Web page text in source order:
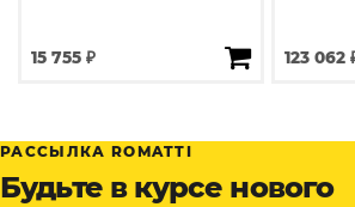
15 755 ₽ 123 062
РАССЫЛКА ROMATTI
Будьте в курсе нового